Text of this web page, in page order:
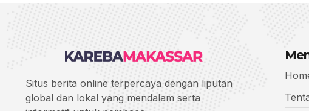
Situs berita online terpercaya dengan liputan
global dan lokal yang mendalam serta